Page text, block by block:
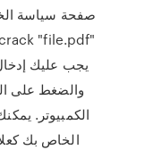
صفحة سياسة
الكمبيوتر.